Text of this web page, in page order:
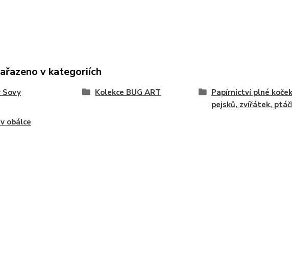
v kategoriích
Sovy Kolekce BUG ART
Papírnictví plné
pejsků, zvířátek,
obálce